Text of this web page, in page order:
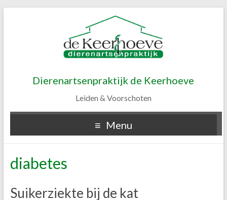
Dierenartsenpraktijk de Keerhoeve
Leiden & Voorschoten
Menu
diabetes
Suikerziekte bij de kat